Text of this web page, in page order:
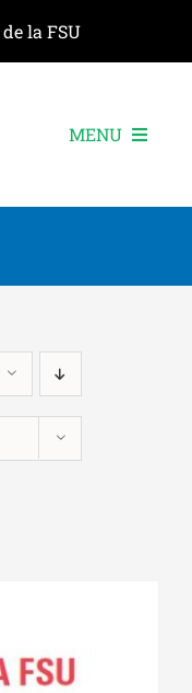
de la FSU
MENU